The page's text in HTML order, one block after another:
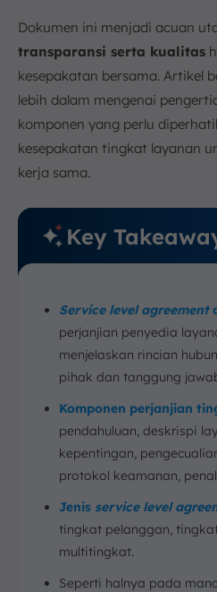
Dokumen ini menjadi acuan
transparansi serta kualitas
kesepakatan bersama. Artikel
lebih dalam mengenai
komponen yang perlu
kesepakatan tingkat layanan
kerja sama.
Key
Service level agreement
perjanjian penyedia
menjelaskan rincian
pihak dan tanggung
Komponen perjanjian
pendahuluan, deskrispi
kepentingan,
protokol keamanan,
Jenis service level
tingkat pelanggan,
multitingkat.
Seperti halnya pada